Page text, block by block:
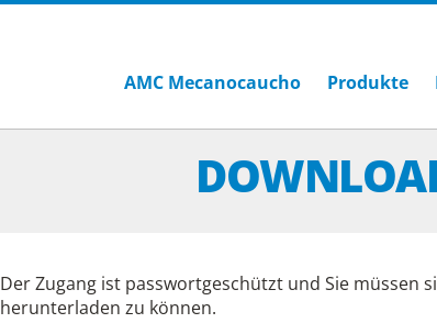
AMC Mecanocaucho Produkte
Der Zugang ist passwortgeschützt und Sie müssen
herunterladen zu können.